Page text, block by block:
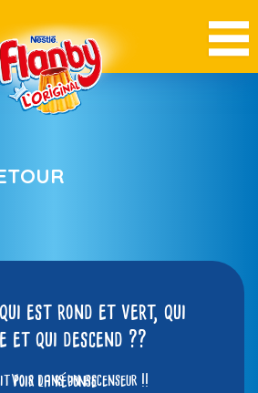
qui est rond et vert, qui
et qui descend ??
Voir la réponse
pois dans un ascenseur !!